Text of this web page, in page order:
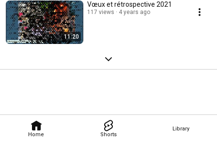
Home Shorts
Library
11:20
Vœux et rétrospective 2021
117 views 4 years ago